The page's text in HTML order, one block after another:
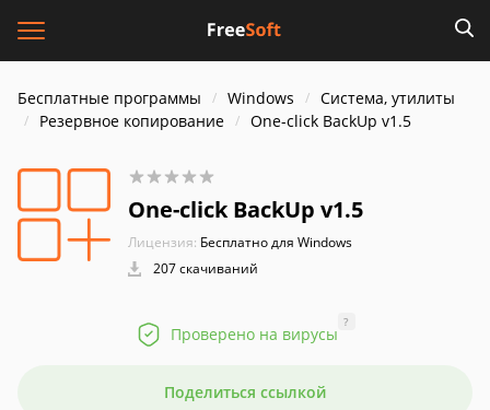
Бесплатные программы Windows
Система, утилиты
Резервное копирование
One-click BackUp v1.5
One-click BackUp v1.5
Лицензия: Бесплатно для Windows
207 скачиваний
Проверено на вирусы
?
Поделиться ссылкой